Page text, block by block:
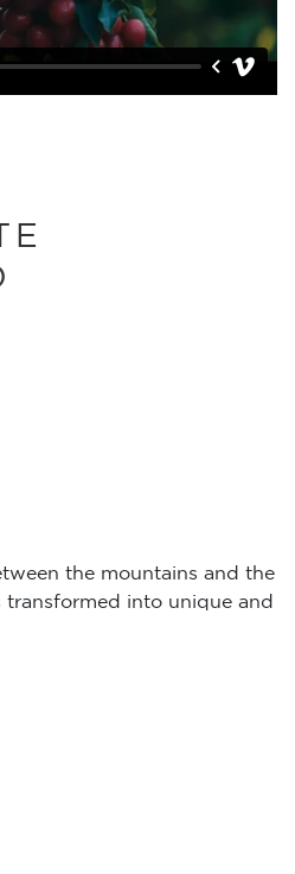
the mountains and the
transformed into unique and